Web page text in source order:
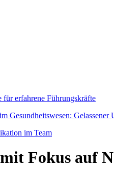
erfahrene Führungskräfte
Gesundheitswesen:
im Team
Fokus auf